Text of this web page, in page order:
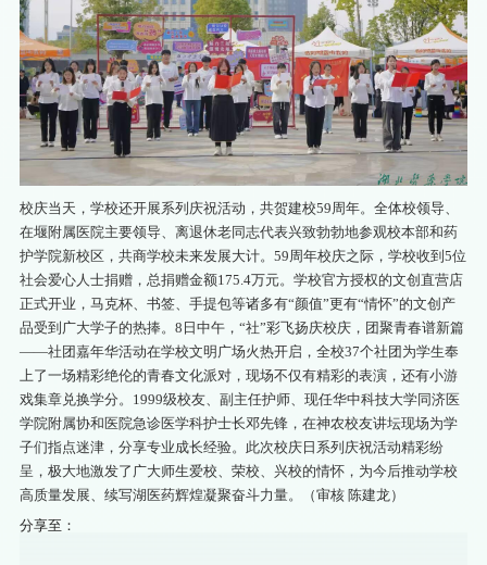
校庆当天，学校还开展系列庆祝活动，共贺建校59周年。全体校领导、
在堰附属医院主要领导、离退休老同志代表兴致勃勃地参观校本部和药
护学院新校区，共商学校未来发展大计。59周年校庆之际，学校收到5位
社会爱心人士捐赠，总捐赠金额175.4万元。学校官方授权的文创直营店
正式开业，马克杯、书签、手提包等诸多有“颜值”更有“情怀”的文创产
品受到广大学子的热捧。8日中午，“社”彩飞扬庆校庆，团聚青春谱新篇
——社团嘉年华活动在学校文明广场火热开启，全校37个社团为学生奉
上了一场精彩绝伦的青春文化派对，现场不仅有精彩的表演，还有小游
戏集章兑换学分。1999级校友、副主任护师、现任华中科技大学同济医
学院附属协和医院急诊医学科护士长邓先锋，在神农校友讲坛现场为学
子们指点迷津，分享专业成长经验。此次校庆日系列庆祝活动精彩纷
呈，极大地激发了广大师生爱校、荣校、兴校的情怀，为今后推动学校
高质量发展、续写湖医药辉煌凝聚奋斗力量。（审核 陈建龙）
分享至：